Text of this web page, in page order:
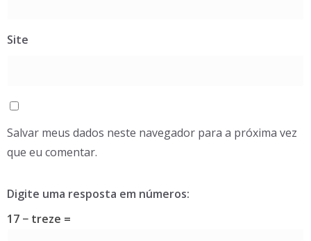
Site
Salvar meus dados neste navegador para a próxima vez
que eu comentar.
Digite uma resposta em números:
17 − treze =